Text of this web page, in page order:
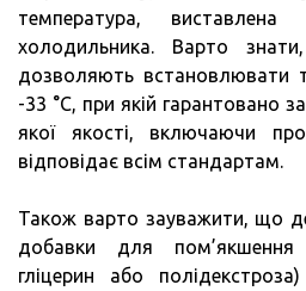
температура,
холодильника. Варто
дозволяють встановлювати
-33 °C, при якій гарантовано
якої якості, включаючи
відповідає всім стандартам.
Також варто зауважити, що
добавки для пом’якшення
гліцерин або